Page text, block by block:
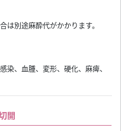
は別途麻酔代がかかります。
染、血腫、変形、硬化、麻痺、
開